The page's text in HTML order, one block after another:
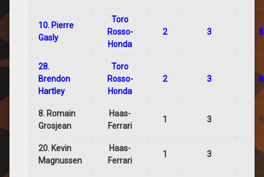
10. Pierre
Gasly
Toro
Rosso-
Honda
2 3 8
28.
Brendon
Hartley
Toro
Rosso-
Honda
2 3 8
8. Romain
Grosjean
Haas-
Ferrari
1 3 9
20. Kevin
Magnussen
Haas-
Ferrari
1 3 9